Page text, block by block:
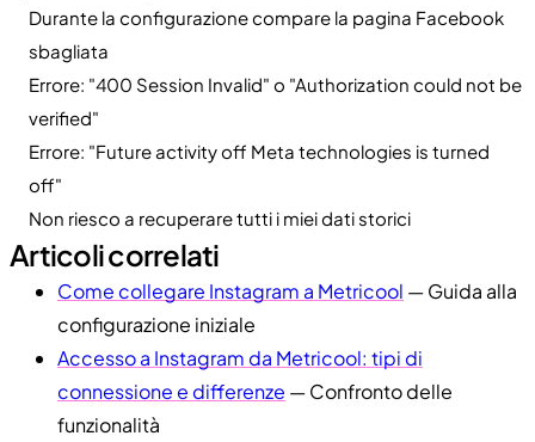
Durante la configurazione compare la pagina Facebook
sbagliata
Errore: "400 Session Invalid" o "Authorization could not be
verified"
Errore: "Future activity off Meta technologies is turned
off"
Non riesco a recuperare tutti i miei dati storici
Articoli correlati
Come collegare Instagram a Metricool — Guida alla
configurazione iniziale
Accesso a Instagram da Metricool: tipi di
connessione e differenze — Confronto delle
funzionalità